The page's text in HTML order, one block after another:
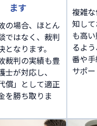
ます
の場合、ほとん
ではなく、裁判
となります。
裁判の実績も豊
士が対応し、
償」として適正
を勝ち取りま
複雑
知し
も高
るよ
番や
サポー